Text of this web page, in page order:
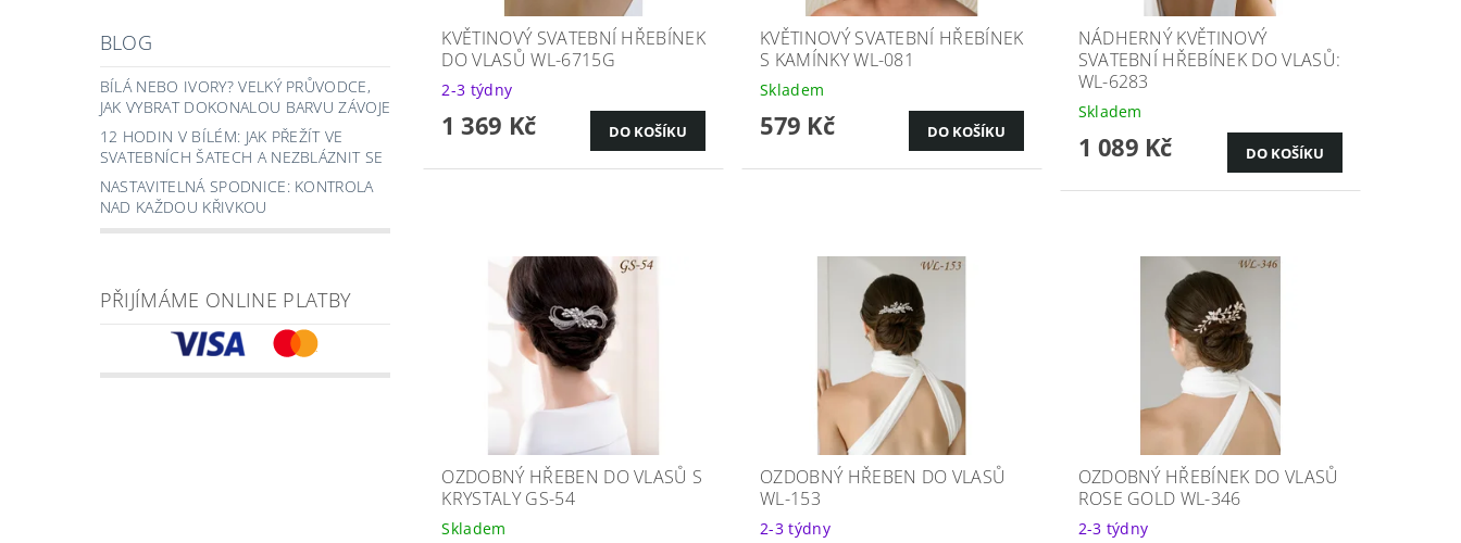
BLOG
BÍLÁ NEBO IVORY? VELKÝ PRŮVODCE,
JAK VYBRAT DOKONALOU BARVU ZÁVOJE
12 HODIN V BÍLÉM: JAK PŘEŽÍT VE
SVATEBNÍCH ŠATECH A NEZBLÁZNIT SE
NASTAVITELNÁ SPODNICE: KONTROLA
NAD KAŽDOU KŘIVKOU
PŘIJÍMÁME ONLINE PLATBY
KVĚTINOVÝ SVATEBNÍ HŘEBÍNEK
DO VLASŮ WL-6715G
2-3 týdny
1 369 Kč
KVĚTINOVÝ SVATEBNÍ HŘEBÍNEK
S KAMÍNKY WL-081
Skladem
579 Kč
NÁDHERNÝ KVĚTINOVÝ
SVATEBNÍ HŘEBÍNEK DO VLASŮ:
WL-6283
Skladem
1 089 Kč
OZDOBNÝ HŘEBEN DO VLASŮ S
KRYSTALY GS-54
Skladem
OZDOBNÝ HŘEBEN DO VLASŮ
WL-153
2-3 týdny
OZDOBNÝ HŘEBÍNEK DO VLASŮ
ROSE GOLD WL-346
2-3 týdny